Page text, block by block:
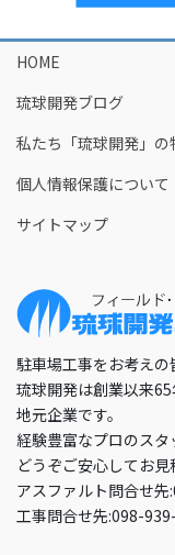
HOME
琉球開発ブログ
私たち「琉球開発」の
個人情報保護について
サイトマップ
駐車場工事をお考えの
琉球開発は創業以来
地元企業です。
経験豊富なプロのスタ
どうぞご安心してお見
アスファルト問合せ
工事問合せ先:098-